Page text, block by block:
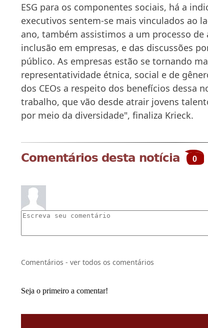
ESG para os componentes sociais, há a
executivos sentem-se mais vinculados ao
ano, também assistimos a um processo
inclusão em empresas, e das discussões
público. As empresas estão se tornando
representatividade étnica, social e de
dos CEOs a respeito dos benefícios dessa
trabalho, que vão desde atrair jovens
por meio da diversidade", finaliza Krieck.
Comentários desta notícia 0
Comentários - ver todos os comentários
Seja o primeiro a comentar!